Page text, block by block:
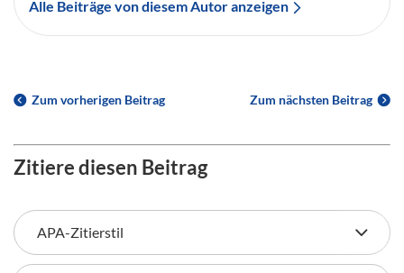
Alle Beiträge von diesem Autor anzeigen
Zum vorherigen Beitrag Zum nächsten Beitrag
Zitiere diesen Beitrag